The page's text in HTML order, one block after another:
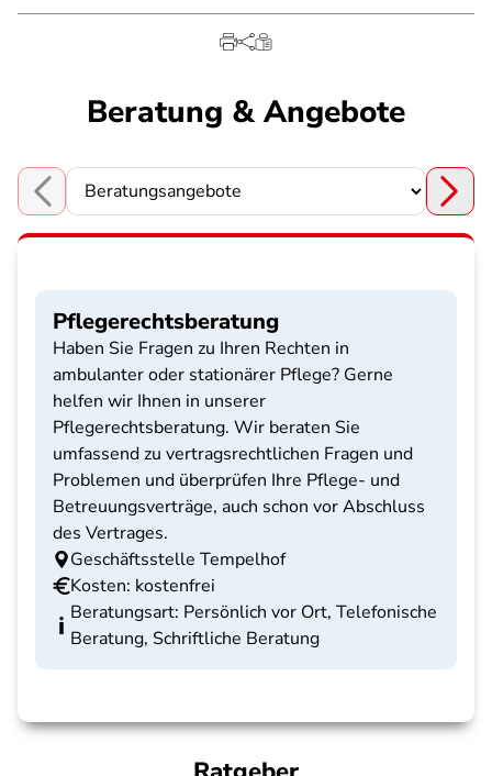
Beratung & Angebote
Choose a section
Pflegerechtsberatung
Haben Sie Fragen zu Ihren Rechten in
ambulanter oder stationärer Pflege? Gerne
helfen wir Ihnen in unserer
Pflegerechtsberatung. Wir beraten Sie
umfassend zu vertragsrechtlichen Fragen und
Problemen und überprüfen Ihre Pflege- und
Betreuungsverträge, auch schon vor Abschluss
des Vertrages.
Geschäftsstelle Tempelhof
Kosten: kostenfrei
Beratungsart: Persönlich vor Ort, Telefonische
Beratung, Schriftliche Beratung